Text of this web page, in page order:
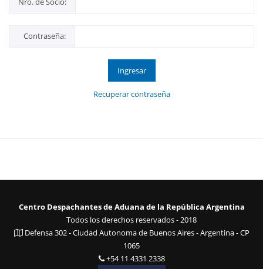
Contraseña:
Ingresar
Recuperar contraseña
Centro Despachantes de Aduana de la República Argentina
Todos los derechos reservados - 2018
Defensa 302 - Ciudad Autonoma de Buenos Aires - Argentina - CP
1065
+54 11 4331 2338